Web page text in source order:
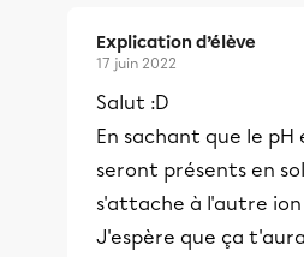
Explication d’élève
17 juin 2022
Salut :D
En sachant que le pH
seront présents en
s'attache à l'autre
J'espère que ça